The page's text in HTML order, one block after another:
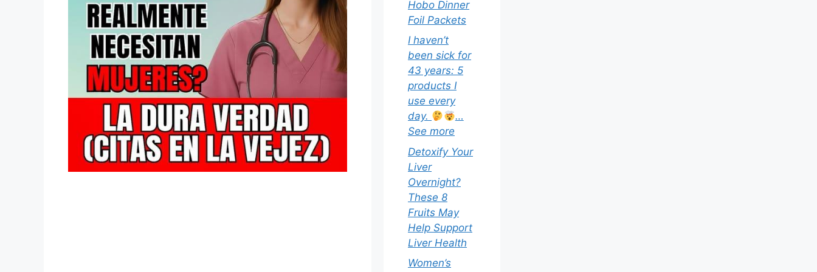
Hobo Dinner
Foil Packets
I haven’t
been sick for
43 years: 5
products I
use every
day.
…
See more
Detoxify Your
Liver
Overnight?
These 8
Fruits May
Help Support
Liver Health
Women’s